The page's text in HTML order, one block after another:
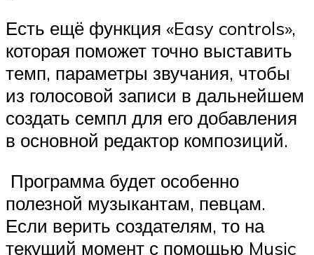
Есть ещё функция «Easy controls»,
которая поможет точно выставить
темп, параметры звучания, чтобы
из голосовой записи в дальнейшем
создать семпл для его добавления
в основной редактор композиций.
Программа будет особенно
полезной музыкантам, певцам.
Если верить создателям, то на
текущий момент с помощью Music